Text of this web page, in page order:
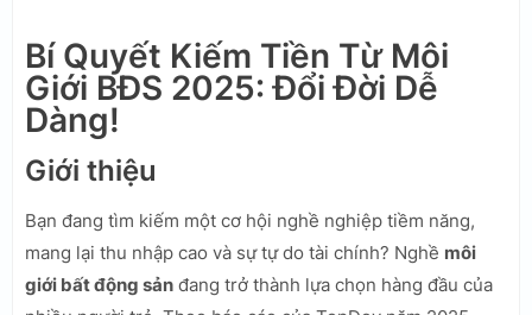
Bí Quyết Kiếm Tiền Từ Môi
Giới BĐS 2025: Đổi Đời Dễ
Dàng!
Giới thiệu
Bạn đang tìm kiếm một cơ hội nghề nghiệp tiềm năng,
mang lại thu nhập cao và sự tự do tài chính? Nghề môi
giới bất động sản đang trở thành lựa chọn hàng đầu của